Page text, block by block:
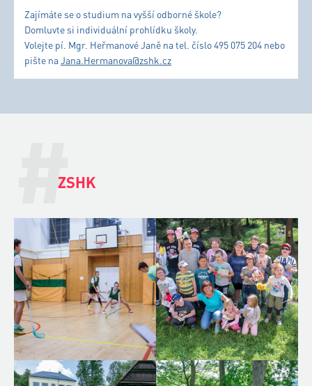
Zajímáte se o studium na vyšší odborné škole?
Domluvte si individuální prohlídku školy.
Volejte pí. Mgr. Heřmanové Janě na tel. číslo 495 075 204 nebo
pište naJana.Hermanova@zshk.cz
#
ZSHK